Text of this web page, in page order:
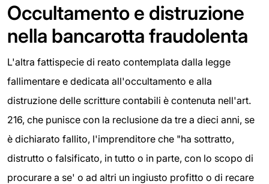
Occultamento e distruzione
nella bancarotta fraudolenta
L'altra fattispecie di reato contemplata dalla legge
fallimentare e dedicata all'occultamento e alla
distruzione delle scritture contabili è contenuta nell'art.
216, che punisce con la reclusione da tre a dieci anni, se
è dichiarato fallito, l'imprenditore che "ha sottratto,
distrutto o falsificato, in tutto o in parte, con lo scopo di
procurare a se' o ad altri un ingiusto profitto o di recare